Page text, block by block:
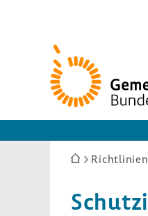
Zur
Startseite
Sie
hier:
Richtlinien